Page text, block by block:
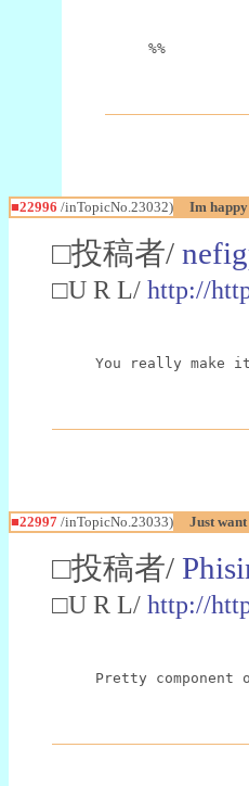
%%
■22996 /inTopicNo.23032) Im
□投稿者/
□U R L/ http://
You really make
■22997 /inTopicNo.23033) Just
□投稿者/
□U R L/ http://
Pretty